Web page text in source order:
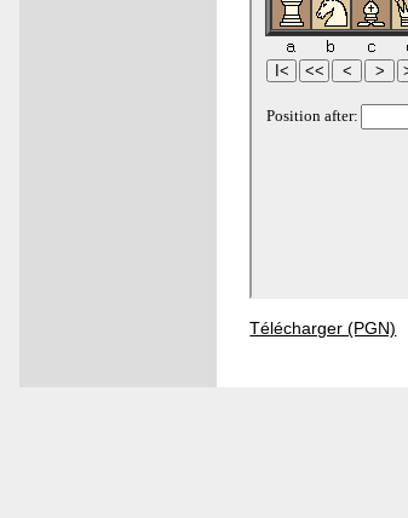
Télécharger (PGN)